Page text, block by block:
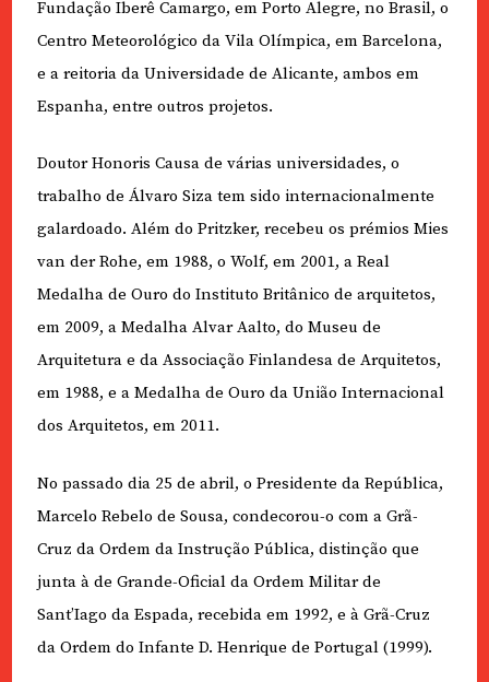
Fundação Iberê Camargo, em Porto Alegre, no Brasil, o
Centro Meteorológico da Vila Olímpica, em Barcelona,
e a reitoria da Universidade de Alicante, ambos em
Espanha, entre outros projetos.
Doutor Honoris Causa de várias universidades, o
trabalho de Álvaro Siza tem sido internacionalmente
galardoado. Além do Pritzker, recebeu os prémios Mies
van der Rohe, em 1988, o Wolf, em 2001, a Real
Medalha de Ouro do Instituto Britânico de arquitetos,
em 2009, a Medalha Alvar Aalto, do Museu de
Arquitetura e da Associação Finlandesa de Arquitetos,
em 1988, e a Medalha de Ouro da União Internacional
dos Arquitetos, em 2011.
No passado dia 25 de abril, o Presidente da República,
Marcelo Rebelo de Sousa, condecorou-o com a Grã-
Cruz da Ordem da Instrução Pública, distinção que
junta à de Grande-Oficial da Ordem Militar de
Sant’Iago da Espada, recebida em 1992, e à Grã-Cruz
da Ordem do Infante D. Henrique de Portugal (1999).